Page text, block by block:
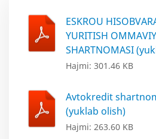
ESKROU
YURITISH
SHARTNOMASI
Hajmi: 301.46 KB
Avtokredit
(yuklab olish)
Hajmi: 263.60 KB